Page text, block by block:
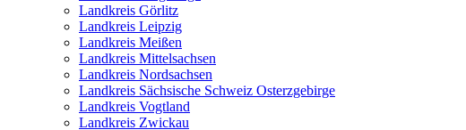
Landkreis Görlitz
Landkreis Leipzig
Landkreis Meißen
Landkreis Mittelsachsen
Landkreis Nordsachsen
Landkreis Sächsische Schweiz Osterzgebirge
Landkreis Vogtland
Landkreis Zwickau